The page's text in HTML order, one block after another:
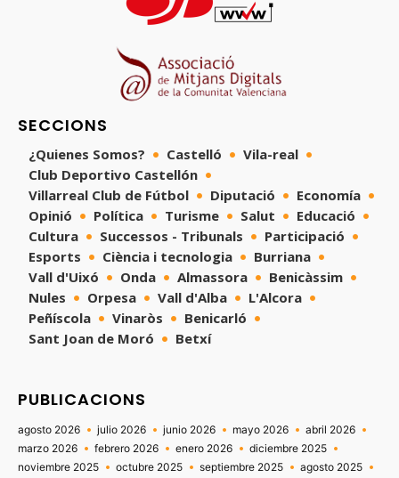
SECCIONS
¿Quienes Somos? Castelló
Vila-real
Club Deportivo Castellón
Villarreal Club de Fútbol
Diputació
Economía
Opinió
Política Turisme Salut
Educació
Cultura
Successos - Tribunals
Participació
Esports
Ciència i tecnologia
Burriana
Vall d'Uixó
Onda Almassora
Benicàssim
Nules
Orpesa Vall d'Alba
L'Alcora
Peñíscola
Vinaròs
Benicarló
Sant Joan de Moró
Betxí
PUBLICACIONS
agosto 2026 julio 2026 junio 2026 mayo 2026
abril 2026
marzo 2026
febrero 2026 enero 2026
diciembre 2025
noviembre 2025
octubre 2025 septiembre 2025
agosto 2025